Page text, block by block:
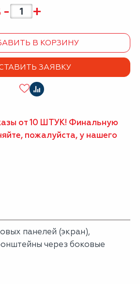
- +
В КОРЗИНУ
ЗАЯВКУ
от 10 ШТУК! Финальную
пожалуйста, у нашего
панелей (экран),
через боковые